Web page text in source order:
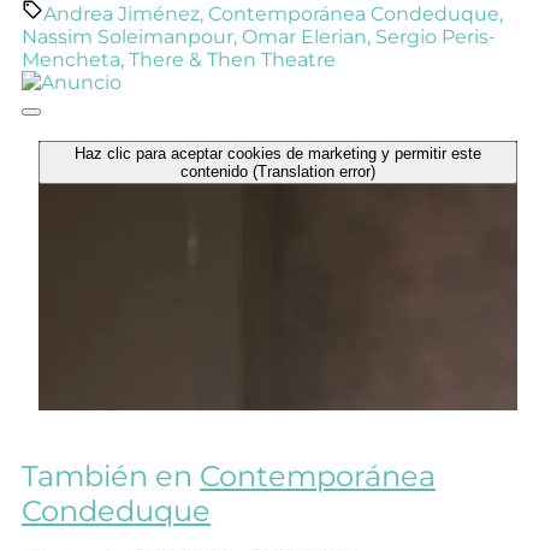
Andrea Jiménez, Contemporánea Condeduque,
Nassim Soleimanpour, Omar Elerian, Sergio Peris-
Mencheta, There & Then Theatre
Haz clic para aceptar cookies de marketing y permitir este
contenido (Translation error)
También en Contemporánea
Condeduque